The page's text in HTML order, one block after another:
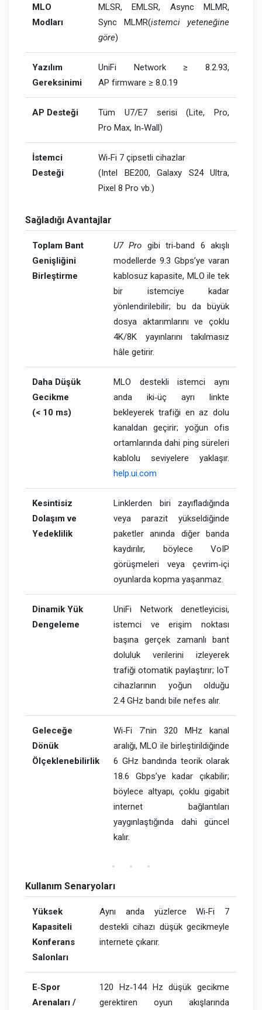
MLO
Modları
MLSR, EMLSR, Async MLMR,
Sync MLMR(istemci yeteneğine
göre)
Yazılım
Gereksinimi
UniFi Network ≥ 8.2.93,
AP firmware ≥ 8.0.19
AP Desteği
Tüm U7/E7 serisi (Lite, Pro,
Pro Max, In‑Wall)
İstemci
Desteği
Wi‑Fi 7 çipsetli cihazlar
(Intel BE200, Galaxy S24 Ultra,
Pixel 8 Pro vb.)
Sağladığı Avantajlar
Toplam Bant
Genişliğini
Birleştirme
U7 Pro gibi tri‑band 6 akışlı
modellerde 9.3 Gbps’ye varan
kablosuz kapasite, MLO ile tek
bir istemciye kadar
yönlendirilebilir; bu da büyük
dosya aktarımlarını ve çoklu
4K/8K yayınlarını takılmasız
hâle getirir.
Daha Düşük
Gecikme
(< 10 ms)
MLO destekli istemci aynı
anda iki‑üç ayrı linkte
bekleyerek trafiği en az dolu
kanaldan geçirir; yoğun ofis
ortamlarında dahi ping süreleri
kablolu seviyelere yaklaşır.​
help.ui.com
Kesintisiz
Dolaşım ve
Yedeklilik
Linklerden biri zayıfladığında
veya parazit yükseldiğinde
paketler anında diğer banda
kaydırılır, böylece VoIP
görüşmeleri veya çevrim‑içi
oyunlarda kopma yaşanmaz.
Dinamik Yük
Dengeleme
UniFi Network denetleyicisi,
istemci ve erişim noktası
başına gerçek zamanlı bant
doluluk verilerini izleyerek
trafiği otomatik paylaştırır; IoT
cihazlarının yoğun olduğu
2.4 GHz bandı bile nefes alır.
Geleceğe
Dönük
Ölçeklenebilirlik
Wi‑Fi 7’nin 320 MHz kanal
aralığı, MLO ile birleştirildiğinde
6 GHz bandında teorik olarak
18.6 Gbps’ye kadar çıkabilir;
böylece altyapı, çoklu gigabit
internet bağlantıları
yaygınlaştığında dahi güncel
kalır.
Kullanım Senaryoları
Yüksek
Kapasiteli
Konferans
Salonları
Aynı anda yüzlerce Wi‑Fi 7
destekli cihazı düşük gecikmeyle
internete çıkarır.
E‑Spor
Arenaları /
120 Hz‑144 Hz düşük gecikme
gerektiren oyun akışlarında